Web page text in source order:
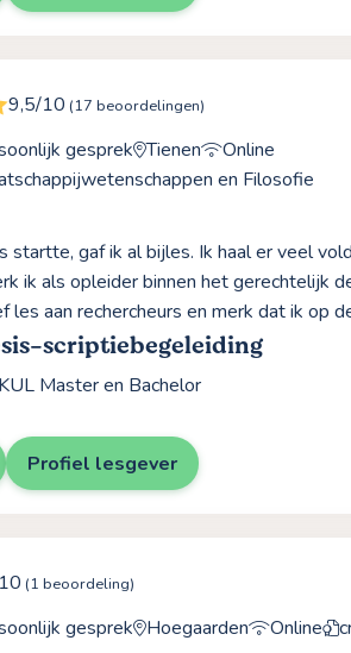
9,5/10 (17 beoordelingen)
gesprek Tienen
Online
en Filosofie
startte, gaf ik al bijles. Ik haal er veel
ik als opleider binnen het gerechtelijk
les aan rechercheurs en merk dat ik op
scriptiebegeleiding
Master en Bachelor
Profiel lesgever
(1 beoordeling)
gesprek Hoegaarden Online